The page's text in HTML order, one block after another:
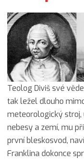
Teolog Diviš své
tak ležel dlouho
meteorologický stroj,
nebesy a zemí, mu
první bleskosvod,
Franklina dokonce